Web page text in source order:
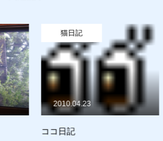
猫日記
ココ日記
2010.04.23